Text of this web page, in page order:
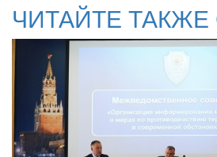
ЧИТАЙТЕ ТАКЖЕ